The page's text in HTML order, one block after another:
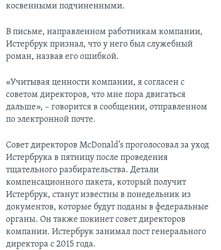
косвенными подчиненными.
В письме, направленном работникам компании,
Истербрук признал, что у него был служебный
роман, назвав его ошибкой.
«Учитывая ценности компании, я согласен с
советом директоров, что мне пора двигаться
дальше», – говорится в сообщении, отправленном
по электронной почте.
Совет директоров McDonald’s проголосовал за уход
Истербрука в пятницу после проведения
тщательного разбирательства. Детали
компенсационного пакета, который получит
Истербрук, станут известны в понедельник из
документов, которые будут поданы в федеральные
органы. Он также покинет совет директоров
компании. Истербрук занимал пост генерального
директора с 2015 года.